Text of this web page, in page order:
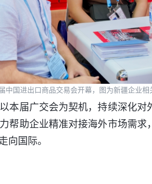
中国进出口商品交易会开幕，图为新疆企业
届广交会为契机，持续深化对
帮助企业精准对接海外市场需
向国际。